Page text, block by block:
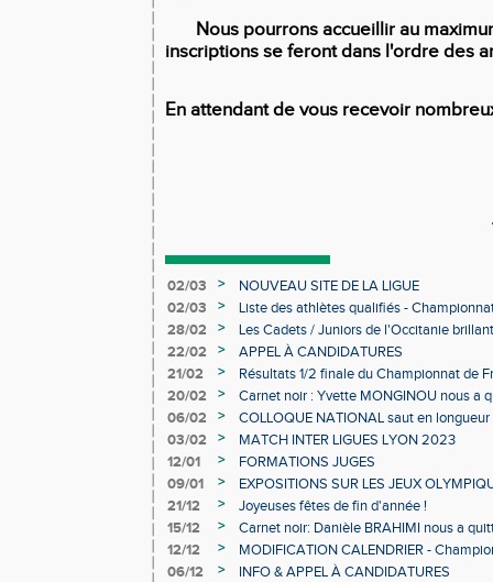
Nous pourrons accueillir au
inscriptions se feront dans l'ordre des
En attendant de vous recevoir
02/03 >
NOUVEAU SITE DE LA LIGUE
02/03
>
Liste des athlètes qualifiés -
Individuels en salle
28/02 >
Les Cadets / Juniors de l'Occitanie
22/02
>
APPEL À CANDIDATURES
21/02
>
Résultats 1/2 finale du Championnat de
20/02
>
Carnet noir : Yvette MONGINOU nous a
06/02
>
COLLOQUE NATIONAL saut en
03/02
>
MATCH INTER LIGUES LYON 2023
12/01
>
FORMATIONS JUGES
09/01
>
EXPOSITIONS SUR LES JEUX
21/12
>
Joyeuses fêtes de fin d'année !
15/12
>
Carnet noir: Danièle BRAHIMI nous a
12/12
>
MODIFICATION CALENDRIER -
06/12
>
INFO & APPEL À CANDIDATURES